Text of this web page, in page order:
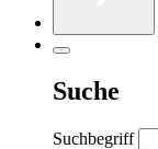
Suche
Suchbegriff